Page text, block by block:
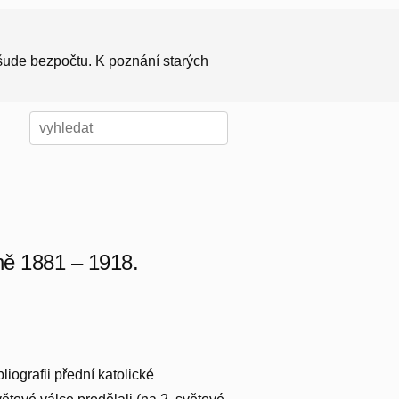
bezpočtu. K poznání starých
1881 – 1918.
přední katolické